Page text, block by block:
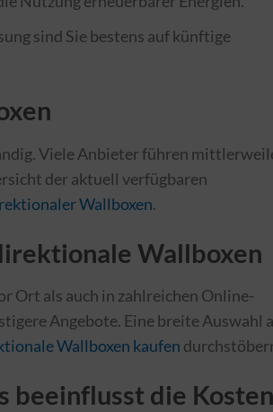
sind Sie bestens auf künftige
Viele Anbieter führen
der aktuell verfügbaren
Wallboxen.
Wallboxen
Ort als auch in zahlreichen Online-
Angebote. Eine breite Auswahl
Wallboxen kaufen
beeinflusst die